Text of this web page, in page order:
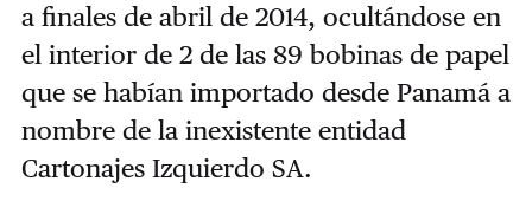
a finales de abril de 2014, ocultándose en
el interior de 2 de las 89 bobinas de papel
que se habían importado desde Panamá a
nombre de la inexistente entidad
Cartonajes Izquierdo SA.